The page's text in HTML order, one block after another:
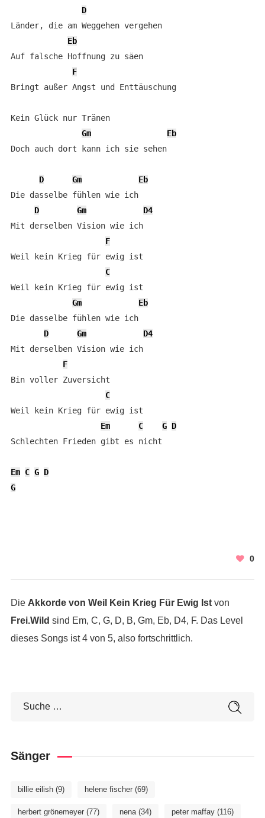
D
Länder, die am Weggehen vergehen
Eb
Auf falsche Hoffnung zu säen
F
Bringt außer Angst und Enttäuschung
Kein Glück nur Tränen
Gm
Eb
Doch auch dort kann ich sie sehen
D Gm
Eb
Die dasselbe fühlen wie ich
D
Gm
D4
Mit derselben Vision wie ich
F
Weil kein Krieg für ewig ist
C
Weil kein Krieg für ewig ist
Gm
Eb
Die dasselbe fühlen wie ich
D
Gm
D4
Mit derselben Vision wie ich
F
Bin voller Zuversicht
C
Weil kein Krieg für ewig ist
Em
C G D
Schlechten Frieden gibt es nicht
Em C G D
G
0
Die Akkorde von Weil Kein Krieg Für Ewig Istvon
Frei.Wild sind Em, C, G, D, B, Gm, Eb, D4, F. Das Level
dieses Songs ist 4 von 5, also fortschrittlich.
Sänger
billie eilish(9) helene fischer(69)
herbert grönemeyer(77) nena(34) peter maffay(116)